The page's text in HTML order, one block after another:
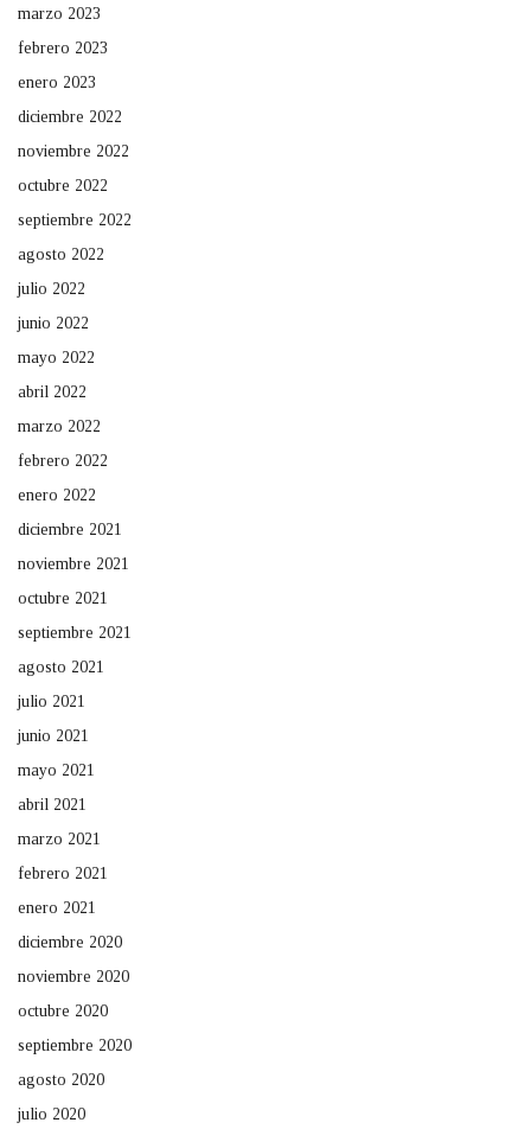
marzo 2023
febrero 2023
enero 2023
diciembre 2022
noviembre 2022
octubre 2022
septiembre 2022
agosto 2022
julio 2022
junio 2022
mayo 2022
abril 2022
marzo 2022
febrero 2022
enero 2022
diciembre 2021
noviembre 2021
octubre 2021
septiembre 2021
agosto 2021
julio 2021
junio 2021
mayo 2021
abril 2021
marzo 2021
febrero 2021
enero 2021
diciembre 2020
noviembre 2020
octubre 2020
septiembre 2020
agosto 2020
julio 2020